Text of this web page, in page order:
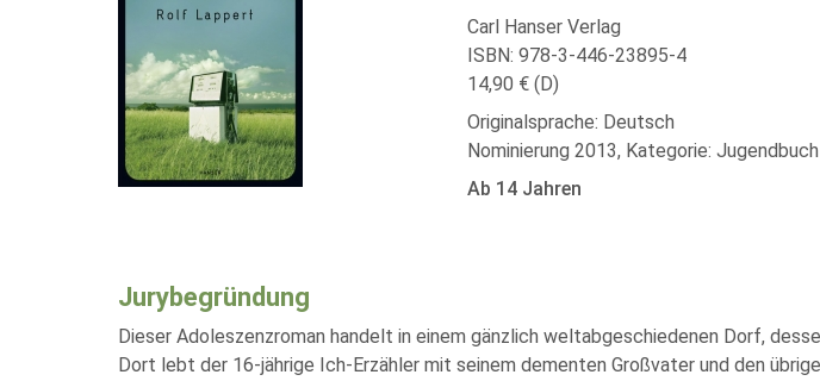
Carl Hanser Verlag
ISBN: 978-3-446-23895-4
14,90 € (D)
Originalsprache: Deutsch
Nominierung 2013, Kategorie: Jugendbuch
Ab 14 Jahren
Jurybegründung
Dieser Adoleszenzroman handelt in einem gänzlich weltabgeschiedenen Dorf,
Dort lebt der 16-jährige Ich-Erzähler mit seinem dementen Großvater und den